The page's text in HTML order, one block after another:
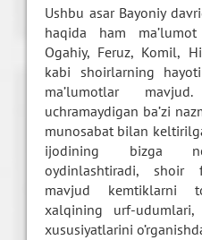
Ushbu asar Bayoniy
haqida ham
Ogahiy, Feruz, Komil,
kabi shoirlarning
ma’lumotlar
uchramaydigan ba’zi
munosabat bilan
ijodining bizga
oydinlashtiradi,
mavjud kemtiklarni
xalqining urf-udumlari,
xususiyatlarini